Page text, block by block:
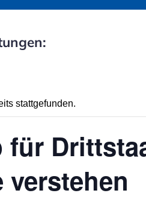
stattgefunden.
für
verstehen